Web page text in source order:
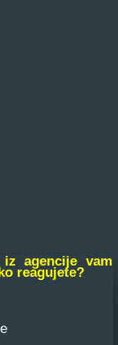
agencije vam
reagujete?